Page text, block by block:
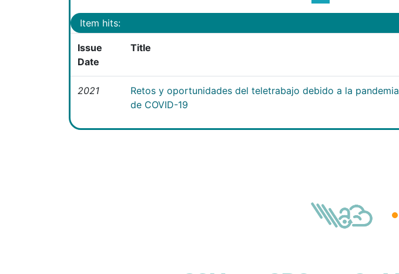
Item hits:
Issue
Date
Title
2021
Retos y oportunidades del teletrabajo debido a la pandemia
de COVID-19